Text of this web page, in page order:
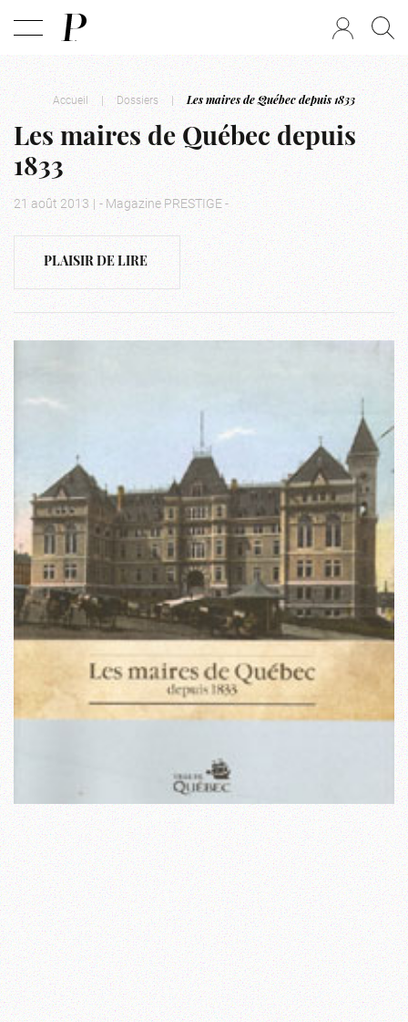
Accueil | Dossiers | Les maires de Québec depuis 1833
Les maires de Québec depuis
1833
21 août 2013 | - Magazine PRESTIGE -
PLAISIR DE LIRE